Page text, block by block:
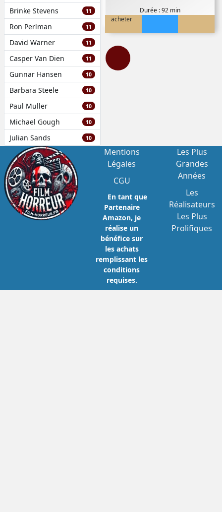
Brinke Stevens 11
Ron Perlman 11
David Warner 11
Casper Van Dien 11
Gunnar Hansen 10
Barbara Steele 10
Paul Muller 10
Michael Gough 10
Julian Sands 10
Durée : 92 min
acheter
Mentions
Légales
CGU
En tant que
Partenaire
Amazon, je
réalise un
bénéfice sur
les achats
remplissant les
conditions
requises.
Les Plus
Grandes
Années
Les
Réalisateurs
Les Plus
Prolifiques